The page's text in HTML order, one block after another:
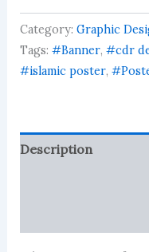
hindi
jashn
e
khwaja
flex
quantity
Category: Graphic
Tags: #Banner, #cdr
#islamic poster,
Description